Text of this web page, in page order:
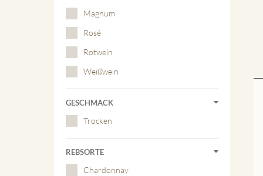
Magnum
Rosé
Rotwein
Weißwein
GESCHMACK
Trocken
REBSORTE
Chardonnay